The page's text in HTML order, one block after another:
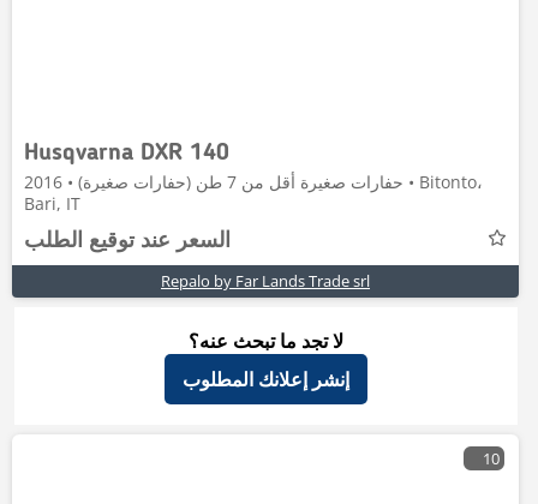
Husqvarna DXR 140
حفارات صغيرة أقل من 7 طن (حفارات صغيرة) • 2016 • Bitonto،
Bari, IT
السعر عند توقيع الطلب
Repalo by Far Lands Trade srl
لا تجد ما تبحث عنه؟
إنشر إعلانك المطلوب
10